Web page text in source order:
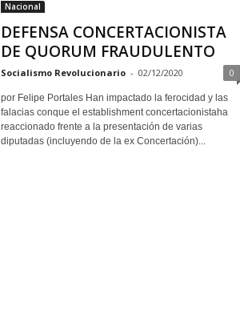
Nacional
DEFENSA CONCERTACIONISTA
DE QUORUM FRAUDULENTO
Socialismo Revolucionario - 02/12/2020 0
por Felipe Portales Han impactado la ferocidad y las
falacias conque el establishment concertacionistaha
reaccionado frente a la presentación de varias
diputadas (incluyendo de la ex Concertación)...